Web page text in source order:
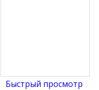
Быстрый просмотр